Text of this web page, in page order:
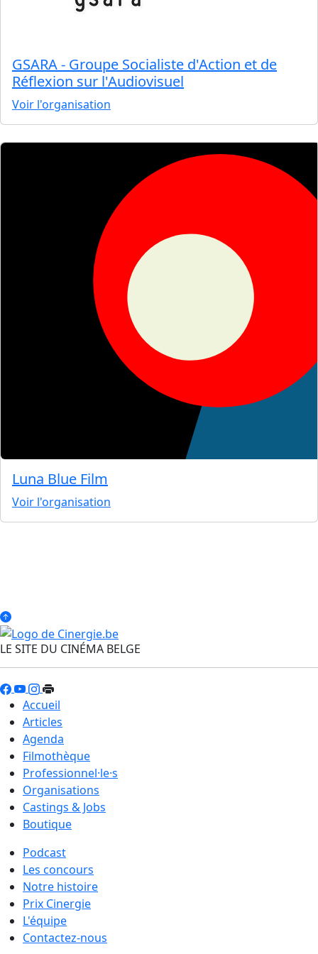
GSARA - Groupe Socialiste d'Action et de
Réflexion sur l'Audiovisuel
Voir l'organisation
Luna Blue Film
Voir l'organisation
LE SITE DU CINÉMA BELGE
Accueil
Articles
Agenda
Filmothèque
Professionnel·le·s
Organisations
Castings & Jobs
Boutique
Podcast
Les concours
Notre histoire
Prix Cinergie
L'équipe
Contactez-nous